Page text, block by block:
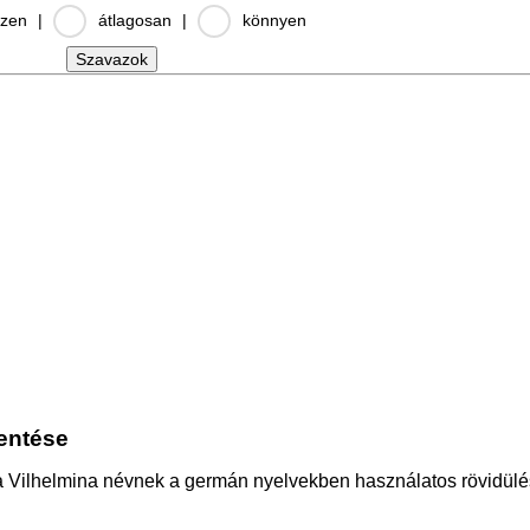
| átlagosan | könnyen
Vilhelmina névnek a germán nyelvekben használatos